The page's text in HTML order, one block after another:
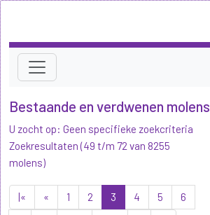
Bestaande en verdwenen molens
U zocht op: Geen specifieke zoekcriteria
Zoekresultaten (49 t/m 72 van 8255
molens)
|« « 1 2 3 4 5
6